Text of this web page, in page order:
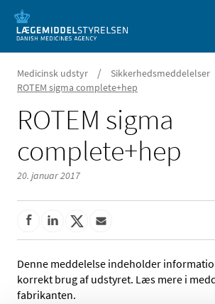
Medicinsk udstyr / Sikkerhedsmeddelelser
ROTEM sigma complete+hep
ROTEM sigma
complete+hep
20. januar 2017
Denne meddelelse indeholder
korrekt brug af udstyret. Læs mere i
fabrikanten.